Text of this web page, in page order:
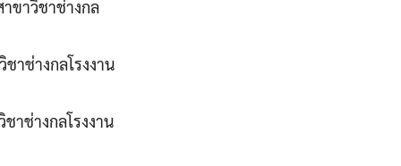
ขาวิชาช่างกล
าช่างกลโรงงาน
าช่างกลโรงงาน